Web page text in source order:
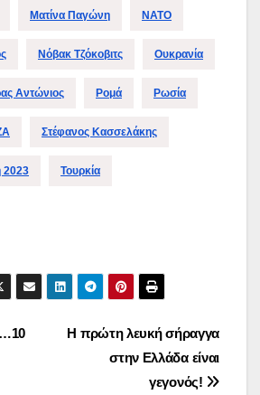
Ματίνα Παγώνη ΝΑΤΟ
Νόβακ Τζόκοβιτς Ουκρανία
Αντώνιος Ρομά Ρωσία
Στέφανος Κασσελάκης
2023 Τουρκία
Η πρώτη λευκή σήραγγα
στην Ελλάδα είναι
γεγονός!